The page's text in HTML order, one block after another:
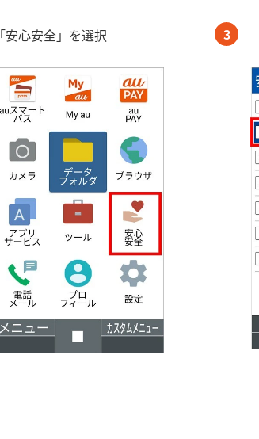
「安心安全」を選択 3